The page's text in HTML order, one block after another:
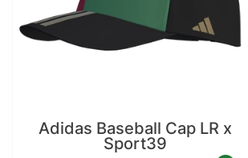
Adidas Baseball Cap LR x
Sport39